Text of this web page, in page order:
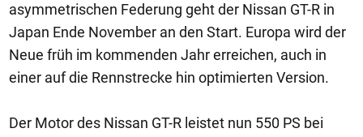
asymmetrischen Federung geht der Nissan GT-R in
Japan Ende November an den Start. Europa wird der
Neue früh im kommenden Jahr erreichen, auch in
einer auf die Rennstrecke hin optimierten Version.
Der Motor des Nissan GT-R leistet nun 550 PS bei